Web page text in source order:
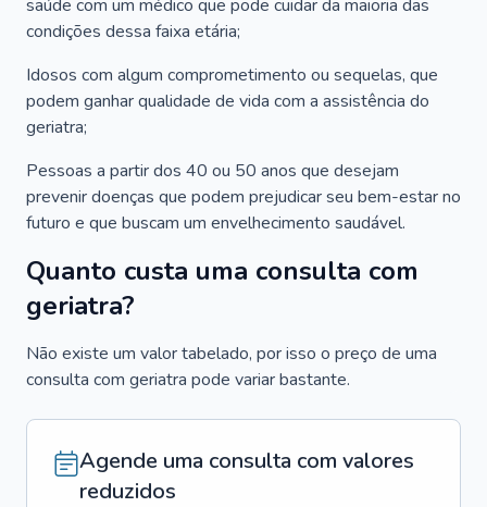
saúde com um médico que pode cuidar da maioria das
condições dessa faixa etária;
Idosos com algum comprometimento ou sequelas, que
podem ganhar qualidade de vida com a assistência do
geriatra;
Pessoas a partir dos 40 ou 50 anos que desejam
prevenir doenças que podem prejudicar seu bem-estar no
futuro e que buscam um envelhecimento saudável.
Quanto custa uma consulta com
geriatra?
Não existe um valor tabelado, por isso o preço de uma
consulta com geriatra pode variar bastante.
Agende uma consulta com valores
reduzidos